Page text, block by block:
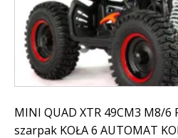
MINI QUAD XTR 49CM3 M8/6
szarpak KOŁA 6 AUTOMAT